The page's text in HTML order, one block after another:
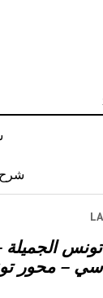
شرح
الجميلة
– محور